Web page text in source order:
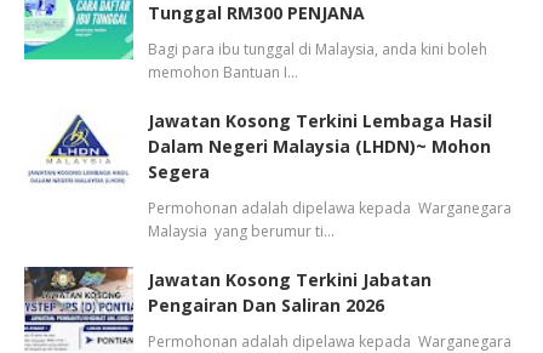
Tunggal RM300 PENJANA
Bagi para ibu tunggal di Malaysia, anda kini boleh
memohon Bantuan I…
Jawatan Kosong Terkini Lembaga Hasil
Dalam Negeri Malaysia (LHDN)~ Mohon
Segera
Permohonan adalah dipelawa kepada Warganegara
Malaysia yang berumur ti…
Jawatan Kosong Terkini Jabatan
Pengairan Dan Saliran 2026
Permohonan adalah dipelawa kepada Warganegara